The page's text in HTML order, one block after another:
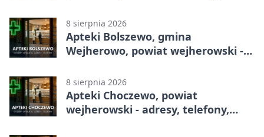
8 sierpnia 2026
Apteki Bolszewo, gmina
Wejherowo, powiat wejherowski -
8 sierpnia 2026
Apteki Choczewo, powiat
wejherowski - adresy, telefony,